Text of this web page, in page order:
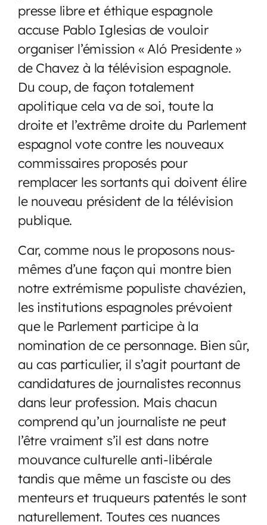
presse libre et éthique espagnole
accuse Pablo Iglesias de vouloir
organiser l’émission « Aló Presidente »
de Chavez à la télévision espagnole.
Du coup, de façon totalement
apolitique cela va de soi, toute la
droite et l’extrême droite du Parlement
espagnol vote contre les nouveaux
commissaires proposés pour
remplacer les sortants qui doivent élire
le nouveau président de la télévision
publique.
Car, comme nous le proposons nous-
mêmes d’une façon qui montre bien
notre extrémisme populiste chavézien,
les institutions espagnoles prévoient
que le Parlement participe à la
nomination de ce personnage. Bien sûr,
au cas particulier, il s’agit pourtant de
candidatures de journalistes reconnus
dans leur profession. Mais chacun
comprend qu’un journaliste ne peut
l’être vraiment s’il est dans notre
mouvance culturelle anti-libérale
tandis que même un fasciste ou des
menteurs et truqueurs patentés le sont
naturellement. Toutes ces nuances